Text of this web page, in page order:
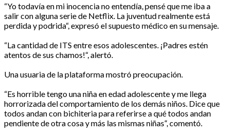
“Yo todavía en mi inocencia no entendía, pensé que me iba a
salir con alguna serie de Netflix. La juventud realmente está
perdida y podrida“, expresó el supuesto médico en su mensaje.
“La cantidad de ITS entre esos adolescentes. ¡Padres estén
atentos de sus chamos!“, alertó.
Una usuaria de la plataforma mostró preocupación.
“Es horrible tengo una niña en edad adolescente y me llega
horrorizada del comportamiento de los demás niños. Dice que
todos andan con bichiteria para referirse a qué todos andan
pendiente de otra cosa y más las mismas niñas“, comentó.